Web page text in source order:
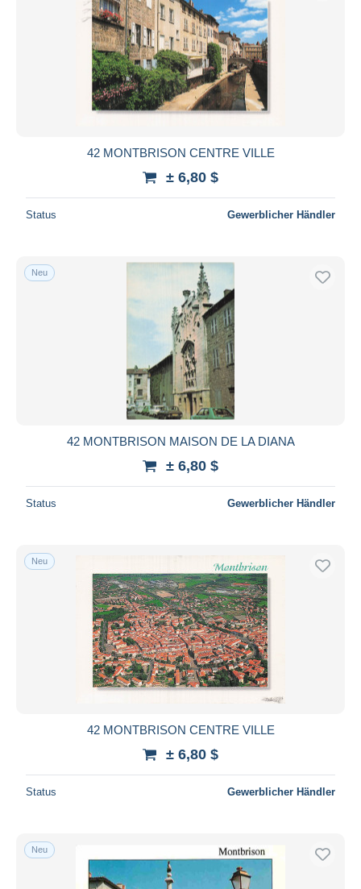
42 MONTBRISON CENTRE VILLE
± 6,80 $
Status Gewerblicher Händler
Neu
42 MONTBRISON MAISON DE LA DIANA
± 6,80 $
Status Gewerblicher Händler
Neu
42 MONTBRISON CENTRE VILLE
± 6,80 $
Status Gewerblicher Händler
Neu